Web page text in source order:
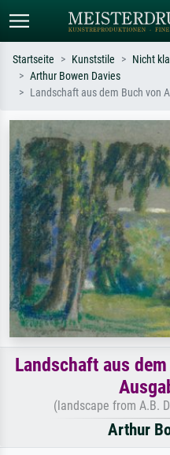
Standardsuche
oder Stilen – z.B. Monet,
Sternennacht, Impressionismus, Welle
Hokusai, Akt.
Startseite Kunststile
Nicht
Arthur Bowen Davies
Landschaft aus dem Buch von
Landschaft aus
(landscape from A.B.
Arthur